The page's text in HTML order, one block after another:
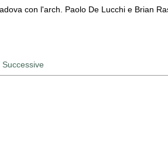
con l'arch. Paolo De Lucchi e Brian
Successive